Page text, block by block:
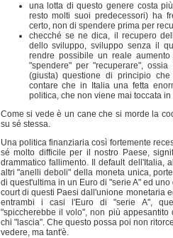
una lotta di questo genere costa
resto molti suoi predecessori) ha
certo, non di spendere prima per
checché se ne dica, il recupero
dello sviluppo, sviluppo senza il
rendre possibile un reale
"spendere" per "recuperare",
(giusta) questione di principio
contare che in Italia una fetta
politica, che non viene mai toccata
Come si vede è un cane che si morde la
su sé stessa.
Una politica finanziaria così fortemente
sé molto difficile per il nostro Paese,
drammatico fallimento. Il default dell'Italia,
altri "anelli deboli" della moneta unica,
di quest'ultima in un Euro di "serie A" ed
court di questi Paesi dall'unione monetaria
entrambi i casi l'Euro di "serie A",
"spiccherebbe il volo", non più
chi "lascia". Che questo possa poi non
vedere, ma tant'è.